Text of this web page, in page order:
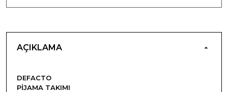
AÇIKLAMA
DEFACTO
PIJAMA TAKIMI